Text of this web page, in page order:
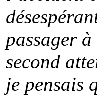
passager
second
je pensais